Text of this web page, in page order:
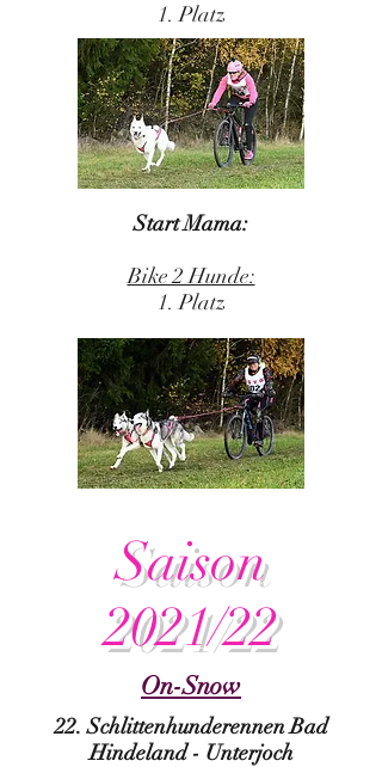
1. Platz
Start Mama:
Bike 2 Hunde:
1. Platz
Saison
2021/22
On-Snow
22. Schlittenhunderennen Bad
Hindeland - Unterjoch